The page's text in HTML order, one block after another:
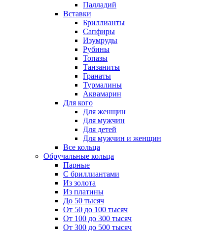
Палладий
Вставки
Бриллианты
Сапфиры
Изумруды
Рубины
Топазы
Танзаниты
Гранаты
Турмалины
Аквамарин
Для кого
Для женщин
Для мужчин
Для детей
Для мужчин и женщин
Все кольца
Обручальные кольца
Парные
С бриллиантами
Из золота
Из платины
До 50 тысяч
От 50 до 100 тысяч
От 100 до 300 тысяч
От 300 до 500 тысяч